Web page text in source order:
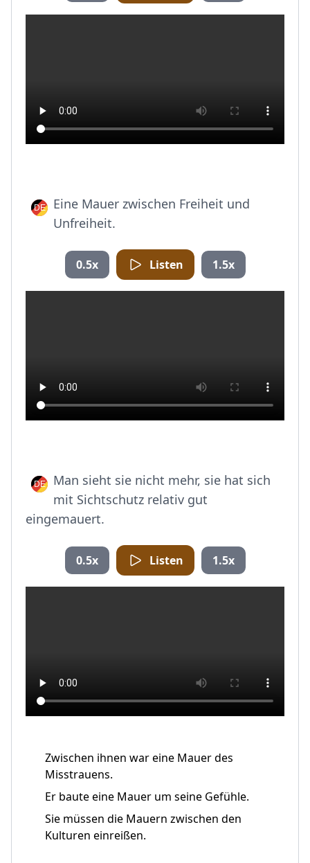
Eine Mauer zwischen Freiheit und
Unfreiheit.
0.5x Listen 1.5x
Man sieht sie nicht mehr, sie hat sich
mit Sichtschutz relativ gut
eingemauert.
0.5x Listen 1.5x
Zwischen ihnen war eine Mauer des
Misstrauens.
Er baute eine Mauer um seine Gefühle.
Sie müssen die Mauern zwischen den
Kulturen einreißen.